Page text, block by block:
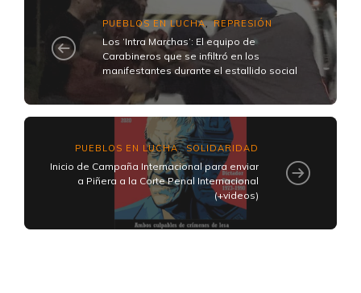
PUEBLOS EN LUCHA,REPRESIÓN
Los ‘Intra Marchas’: El equipo de
Carabineros que se infiltró en los
manifestantes durante el estallido social
PUEBLOS EN LUCHA,SOLIDARIDAD
Inicio de Campaña Internacional para enviar
a Piñera a la Corte Penal Internacional
(+videos)